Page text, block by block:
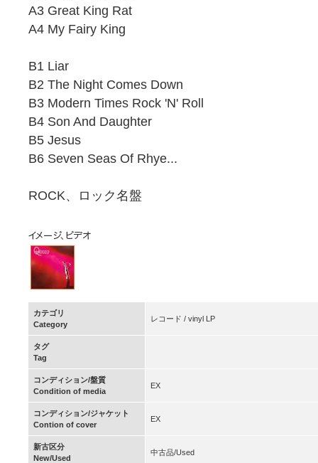
A3 Great King Rat
A4 My Fairy King
B1 Liar
B2 The Night Comes Down
B3 Modern Times Rock 'N' Roll
B4 Son And Daughter
B5 Jesus
B6 Seven Seas Of Rhye...
ROCK、ロック名盤
カテゴリ
Category
レコード / vinyl LP
タグ
Tag
コンディション/盤質
Condition of media
EX
コンディション/ジャケット
Contion of cover
EX
新古区分
New/Used
中古品/Used